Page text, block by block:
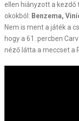
ellen hiányzott a kezdő
okokból: Benzema,
Nem is ment a játék a
hogy a 61. percben
néző látta a meccset a